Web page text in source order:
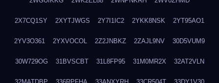
2X7CQ1SY 2XYTJWGS 2Y7I1IC2 2YKK8NSK 2YT95AO1
2YV3O361 2YXVOCOL 2Z2JNBKZ 2ZAJL9NV 30D5VUM9
30W729OG 31BVSCBT 31L8FP95 31M0MR2X 32AT2VLN